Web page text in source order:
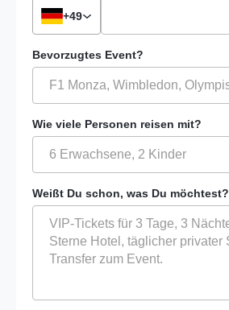
+49
Bevorzugtes Event?
Wie viele Personen reisen mit?
Weißt Du schon, was Du möchtest?